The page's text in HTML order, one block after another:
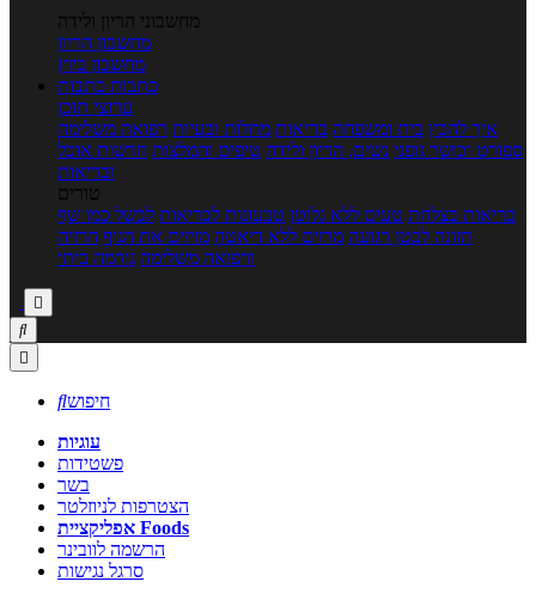
מחשבוני הריון ולידה
מחשבון הריון
מחשבון ביוץ
כתבות כתבות
ערוצי תוכן
איך להכין בית ומשפחה בריאות מחלות ובעיות רפואה משלימה
ספורט וכושר גופני נשים, הריון ולידה טיפים והמלצות חדשות אוכל
ובריאות
טורים
בריאות בצלחת טעים ללא גלוטן טבעונות לבריאות לבשל כמו שף
תזונה לבטן רגועה מרזים ללא דיאטה מזיזים את הגוף הרזיה
ורפואה משלימה גורמה ביתי



חיפוש
עוגיות
פשטידות
בשר
הצטרפות לניוזלטר
אפליקציית Foods
הרשמה לוובינר
סרגל נגישות